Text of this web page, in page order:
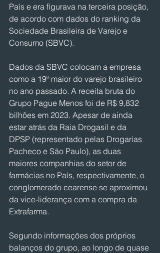
País e era figurava na terceira posição,
de acordo com dados do ranking da
Sociedade Brasileira de Varejo e
Consumo (SBVC).
Dados da SBVC colocam a empresa
como a 19ª maior do varejo brasileiro
no ano passado. A receita bruta do
Grupo Pague Menos foi de R$ 9,832
bilhões em 2023. Apesar de ainda
estar atrás da Raia Drogasil e da
DPSP (representado pelas Drogarias
Pacheco e São Paulo), as duas
maiores companhias do setor de
farmácias no País, respectivamente, o
conglomerado cearense se aproximou
da vice-liderança com a compra da
Extrafarma.
Segundo informações dos próprios
balanços do grupo, ao longo de quase